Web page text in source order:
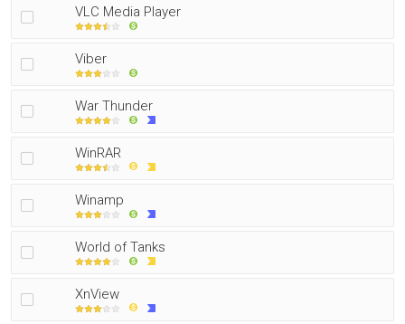
VLC Media Player
Viber
War Thunder
WinRAR
Winamp
World of Tanks
XnView